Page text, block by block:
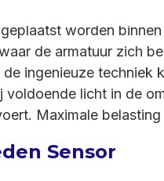
worden
de armatuur zich
ingenieuze techniek
licht in de
Maximale
Sensor